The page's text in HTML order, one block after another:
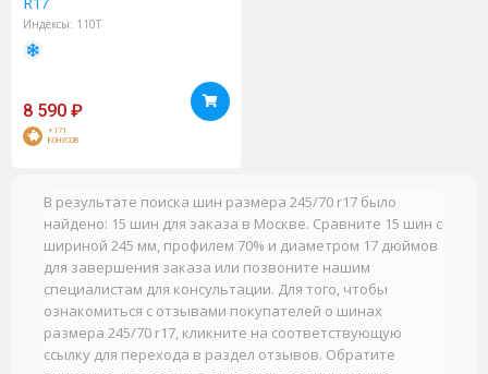
Индексы: 110T
8 590 ₽
+171
БОНУСОВ
В результате поиска шин размера 245/70 r17 было
найдено: 15 шин для заказа в Москве. Сравните 15 шин с
шириной 245 мм, профилем 70% и диаметром 17 дюймов
для завершения заказа или позвоните нашим
специалистам для консультации. Для того, чтобы
ознакомиться с отзывами покупателей о шинах
размера 245/70 r17, кликните на соответствующую
ссылку для перехода в раздел отзывов. Обратите